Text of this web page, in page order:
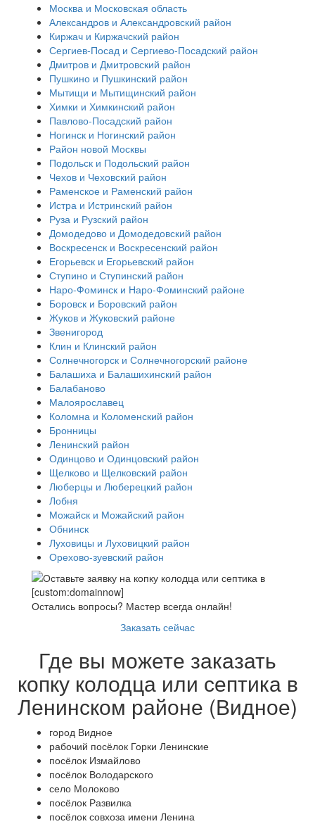
Москва и Московская область
Александров и Александровский район
Киржач и Киржачский район
Сергиев-Посад и Сергиево-Посадский район
Дмитров и Дмитровский район
Пушкино и Пушкинский район
Мытищи и Мытищинский район
Химки и Химкинский район
Павлово-Посадский район
Ногинск и Ногинский район
Район новой Москвы
Подольск и Подольский район
Чехов и Чеховский район
Раменское и Раменский район
Истра и Истринский район
Руза и Рузский район
Домодедово и Домодедовский район
Воскресенск и Воскресенский район
Егорьевск и Егорьевский район
Ступино и Ступинский район
Наро-Фоминск и Наро-Фоминский районе
Боровск и Боровский район
Жуков и Жуковский районе
Звенигород
Клин и Клинский район
Солнечногорск и Солнечногорский районе
Балашиха и Балашихинский район
Балабаново
Малоярославец
Коломна и Коломенский район
Бронницы
Ленинский район
Одинцово и Одинцовский район
Щелково и Щелковский район
Люберцы и Люберецкий район
Лобня
Можайск и Можайский район
Обнинск
Луховицы и Луховицкий район
Орехово-зуевский район
Остались вопросы? Мастер всегда онлайн!
Заказать сейчас
Где вы можете заказать
копку колодца или септика в
Ленинском районе (Видное)
город Видное
рабочий посёлок Горки Ленинские
посёлок Измайлово
посёлок Володарского
село Молоково
посёлок Развилка
посёлок совхоза имени Ленина